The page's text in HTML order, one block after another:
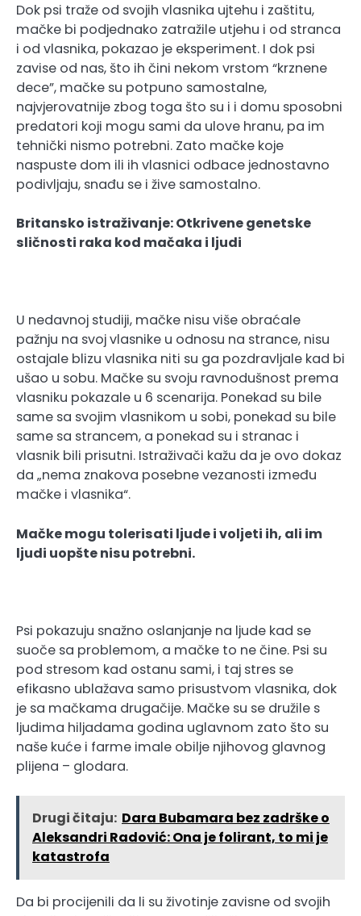
Dok psi traže od svojih vlasnika ujtehu i zaštitu,
mačke bi podjednako zatražile utjehu i od stranca
i od vlasnika, pokazao je eksperiment. I dok psi
zavise od nas, što ih čini nekom vrstom “krznene
dece”, mačke su potpuno samostalne,
najvjerovatnije zbog toga što su i i domu sposobni
predatori koji mogu sami da ulove hranu, pa im
tehnički nismo potrebni. Zato mačke koje
naspuste dom ili ih vlasnici odbace jednostavno
podivljaju, snađu se i žive samostalno.
Britansko istraživanje: Otkrivene genetske
sličnosti raka kod mačaka i ljudi
U nedavnoj studiji, mačke nisu više obraćale
pažnju na svoj vlasnike u odnosu na strance, nisu
ostajale blizu vlasnika niti su ga pozdravljale kad bi
ušao u sobu. Mačke su svoju ravnodušnost prema
vlasniku pokazale u 6 scenarija. Ponekad su bile
same sa svojim vlasnikom u sobi, ponekad su bile
same sa strancem, a ponekad su i stranac i
vlasnik bili prisutni. Istraživači kažu da je ovo dokaz
da „nema znakova posebne vezanosti između
mačke i vlasnika“.
Mačke mogu tolerisati ljude i voljeti ih, ali im
ljudi uopšte nisu potrebni.
Psi pokazuju snažno oslanjanje na ljude kad se
suoče sa problemom, a mačke to ne čine. Psi su
pod stresom kad ostanu sami, i taj stres se
efikasno ublažava samo prisustvom vlasnika, dok
je sa mačkama drugačije. Mačke su se družile s
ljudima hiljadama godina uglavnom zato što su
naše kuće i farme imale obilje njihovog glavnog
plijena – glodara.
Drugi čitaju: Dara Bubamara bez zadrške o
Aleksandri Radović: Ona je folirant, to mi je
katastrofa
Da bi procijenili da li su životinje zavisne od svojih